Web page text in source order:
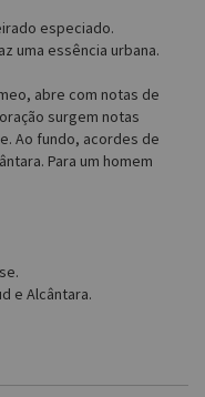
especiado.
uma essência urbana.
abre com notas de
surgem notas
Ao fundo, acordes de
Para um homem
e Alcântara.